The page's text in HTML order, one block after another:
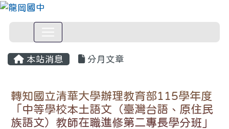
本站消息 分月文章
轉知國立清華大學辦理教育部115學年度
「中等學校本土語文（臺灣台語、原住民
族語文）教師在職進修第二專長學分班」